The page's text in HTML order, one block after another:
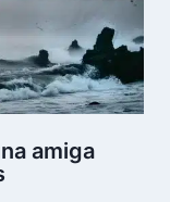
amiga